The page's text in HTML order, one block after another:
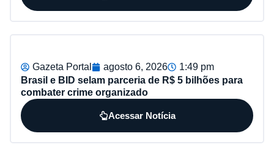
Gazeta Portal agosto 6, 2026
1:49 pm
Brasil e BID selam parceria de R$ 5 bilhões para
combater crime organizado
Acessar Notícia